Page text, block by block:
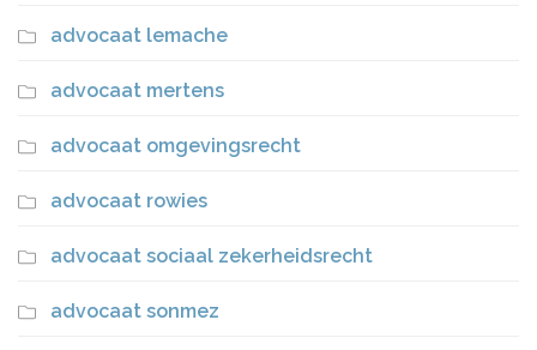
advocaat lemache
advocaat mertens
advocaat omgevingsrecht
advocaat rowies
advocaat sociaal zekerheidsrecht
advocaat sonmez